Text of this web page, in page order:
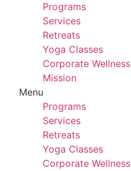
Programs
Services
Retreats
Yoga Classes
Corporate Wellness
Mission
Menu
Programs
Services
Retreats
Yoga Classes
Corporate Wellness